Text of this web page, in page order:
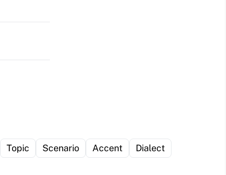
Topic Scenario Accent Dialect